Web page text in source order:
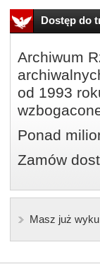
Dostęp do
Archiwum
od 1993
Ponad
Zamów
Masz już